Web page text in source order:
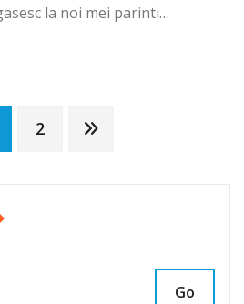
la noi mei parinti…
2
Go